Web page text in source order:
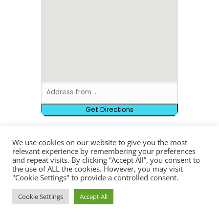
BOOK EVENT
Einfach Reines Sein -
Naturzeit - 202703
€460.00 Available Tickets:
We use cookies on our website to give you the most
relevant experience by remembering your preferences
and repeat visits. By clicking “Accept All”, you consent to
the use of ALL the cookies. However, you may visit
"Cookie Settings" to provide a controlled consent.
Cookie Settings Accept All